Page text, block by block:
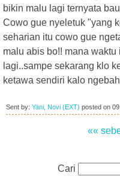
bikin malu lagi ternyata
Cowo gue nyeletuk "yang
seharian itu cowo gue
malu abis bo!! mana
lagi..sampe sekarang klo
ketawa sendiri kalo
Sent by: Yani, Novi (EXT) posted on
««
Cari